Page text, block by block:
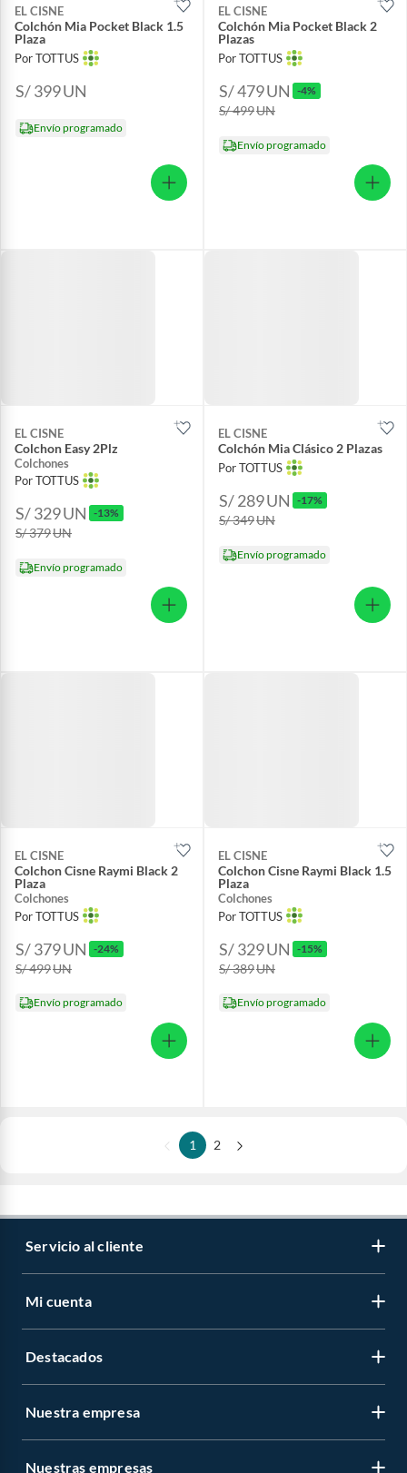
EL CISNE
Colchón Mia Pocket Black 1.5
Plaza
Por TOTTUS
S/ 399UN
Envío programado
EL CISNE
Colchón Mia Pocket Black 2
Plazas
Por TOTTUS
S/ 479UN -4%
S/ 499UN
Envío programado
EL CISNE
Colchon Easy 2Plz
Colchones
Por TOTTUS
S/ 329UN -13%
S/ 379UN
Envío programado
EL CISNE
Colchón Mia Clásico 2 Plazas
Por TOTTUS
S/ 289UN -17%
S/ 349UN
Envío programado
EL CISNE
Colchon Cisne Raymi Black 2
Plaza
Colchones
Por TOTTUS
S/ 379UN -24%
S/ 499UN
Envío programado
EL CISNE
Colchon Cisne Raymi Black 1.5
Plaza
Colchones
Por TOTTUS
S/ 329UN -15%
S/ 389UN
Envío programado
1 2
Servicio al cliente
Mi cuenta
Destacados
Nuestra empresa
Nuestras empresas